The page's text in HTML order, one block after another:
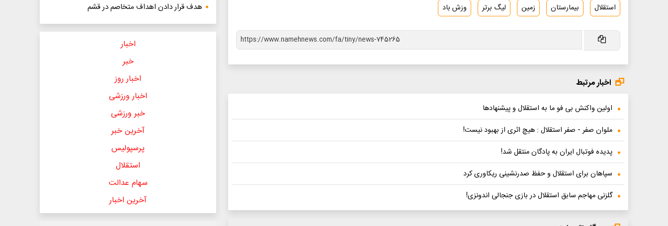
استقلال بیمارستان زمین لیگ برتر وزش باد
اخبار مرتبط
اولین واکنش بی فو ما به استقلال و پیشنهادها
ملوان صفر - صفر استقلال : هیچ اثری از بهبود نیست!
پدیده فوتبال ایران به پادگان منتقل شد!
سپاهان برای استقلال و حفظ صدرنشینی ریکاوری کرد
گلزنی مهاجم سابق استقلال در بازی جنجالی اندونزی!
هدف قرار دادن اهداف متخاصم در قشم
اخبار
خبر
اخبار روز
اخبار ورزشی
خبر ورزشی
آخرین خبر
پرسپولیس
استقلال
سهام عدالت
آخرین اخبار